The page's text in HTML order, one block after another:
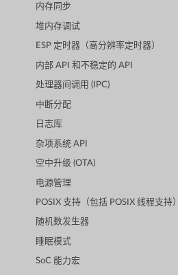
内存同步
堆内存调试
ESP 定时器（高分辨率定时器）
内部 API 和不稳定的 API
处理器间调用 (IPC)
中断分配
日志库
杂项系统 API
空中升级 (OTA)
电源管理
POSIX 支持（包括 POSIX 线程支持）
随机数发生器
睡眠模式
SoC 能力宏